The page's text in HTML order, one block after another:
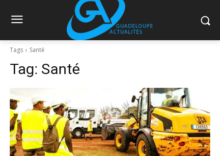
Tags Santé
Tag: Santé